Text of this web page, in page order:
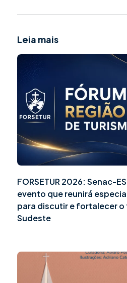
Leia mais
FORSETUR 2026: Senac-
evento que reunirá
para discutir e fortalecer o
Sudeste